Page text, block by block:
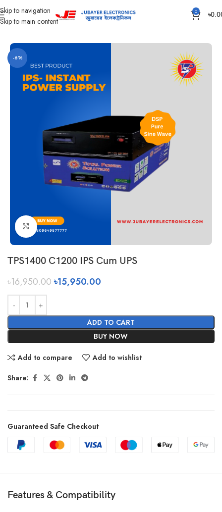
Skip to navigation
Skip to main content
0 ৳
Home IPS TPS IPS ( Total Power Solution )
-6%
Click to enlarge
TPS1400 C1200 IPS Cum UPS
৳16,950.00৳15,950.00
ADD TO CART
BUY NOW
Add to compare Add to wishlist
Share:
Guaranteed Safe Checkout
Features & Compatibility